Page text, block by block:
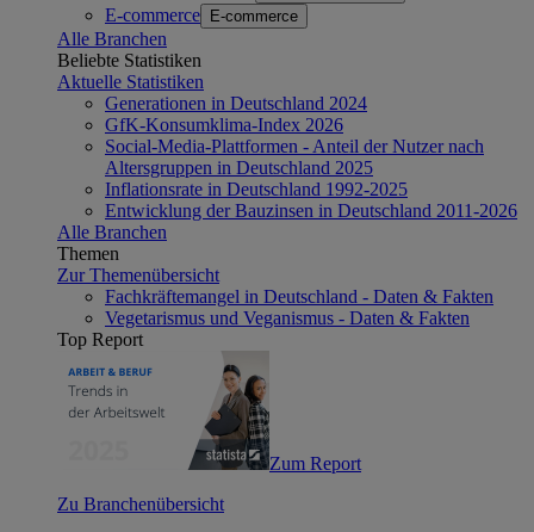
E-commerce E-commerce
Alle Branchen
Beliebte Statistiken
Aktuelle Statistiken
Generationen in Deutschland 2024
GfK-Konsumklima-Index 2026
Social-Media-Plattformen - Anteil der Nutzer nach
Altersgruppen in Deutschland 2025
Inflationsrate in Deutschland 1992-2025
Entwicklung der Bauzinsen in Deutschland 2011-2026
Alle Branchen
Themen
Zur Themenübersicht
Fachkräftemangel in Deutschland - Daten & Fakten
Vegetarismus und Veganismus - Daten & Fakten
Top Report
Zum Report
Zu Branchenübersicht